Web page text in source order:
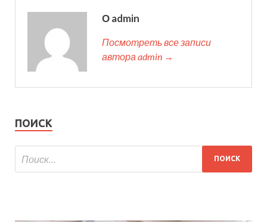
О admin
Посмотреть все записи
автора admin →
ПОИСК